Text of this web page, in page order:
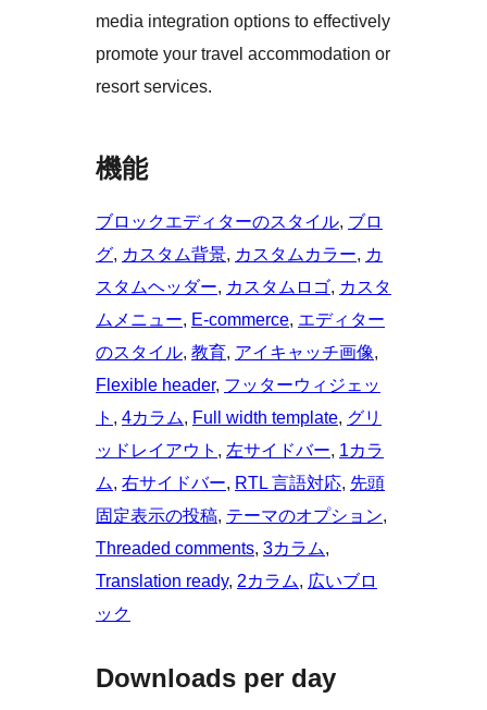
media integration options to effectively
promote your travel accommodation or
resort services.
機能
ブロックエディターのスタイル, ブロ
グ, カスタム背景, カスタムカラー, カ
スタムヘッダー, カスタムロゴ, カスタ
ムメニュー, E-commerce, エディター
のスタイル, 教育, アイキャッチ画像
Flexible header, フッターウィジェッ
ト , 4カラム, Full width template, グリ
ッドレイアウト , 左サイドバー, 1カラ
ム, 右サイドバー, RTL 言語対応, 先頭
固定表示の投稿, テーマのオプション
Threaded comments, 3カラム
Translation ready, 2カラム, 広いブロ
ック
Downloads per day